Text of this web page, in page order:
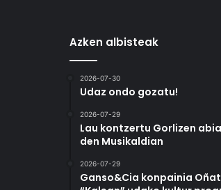
Azken albisteak
2026-07-30
Udaz ondo gozatu!
2026-07-29
Lau kontzertu Gorlizen
den Musikaldian
2026-07-29
Ganso&Cia konpainia